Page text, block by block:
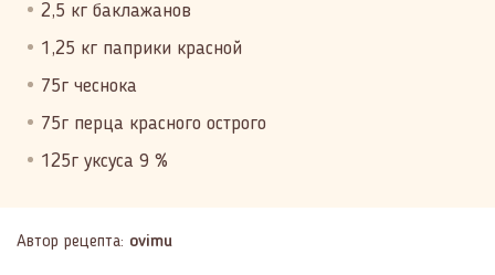
2,5 кг баклажанов
1,25 кг паприки красной
75г чеснока
75г перца красного острого
125г уксуса 9 %
Автор рецепта: ovimu